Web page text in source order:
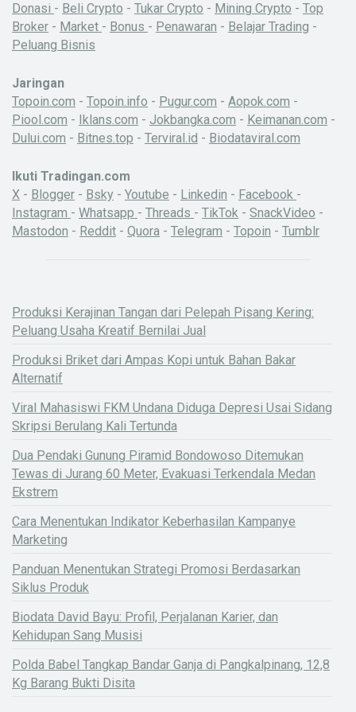
Donasi - Beli Crypto - Tukar Crypto - Mining Crypto - Top
Broker - Market - Bonus - Penawaran - Belajar Trading -
Peluang Bisnis
Jaringan
Topoin.com - Topoin.info - Pugur.com - Aopok.com -
Piool.com - Iklans.com - Jokbangka.com - Keimanan.com -
Dului.com - Bitnes.top - Terviral.id - Biodataviral.com
Ikuti Tradingan.com
X - Blogger - Bsky - Youtube - Linkedin - Facebook -
Instagram - Whatsapp - Threads - TikTok - SnackVideo -
Mastodon - Reddit - Quora - Telegram - Topoin - Tumblr
Produksi Kerajinan Tangan dari Pelepah Pisang Kering:
Peluang Usaha Kreatif Bernilai Jual
Produksi Briket dari Ampas Kopi untuk Bahan Bakar
Alternatif
Viral Mahasiswi FKM Undana Diduga Depresi Usai Sidang
Skripsi Berulang Kali Tertunda
Dua Pendaki Gunung Piramid Bondowoso Ditemukan
Tewas di Jurang 60 Meter, Evakuasi Terkendala Medan
Ekstrem
Cara Menentukan Indikator Keberhasilan Kampanye
Marketing
Panduan Menentukan Strategi Promosi Berdasarkan
Siklus Produk
Biodata David Bayu: Profil, Perjalanan Karier, dan
Kehidupan Sang Musisi
Polda Babel Tangkap Bandar Ganja di Pangkalpinang, 12,8
Kg Barang Bukti Disita